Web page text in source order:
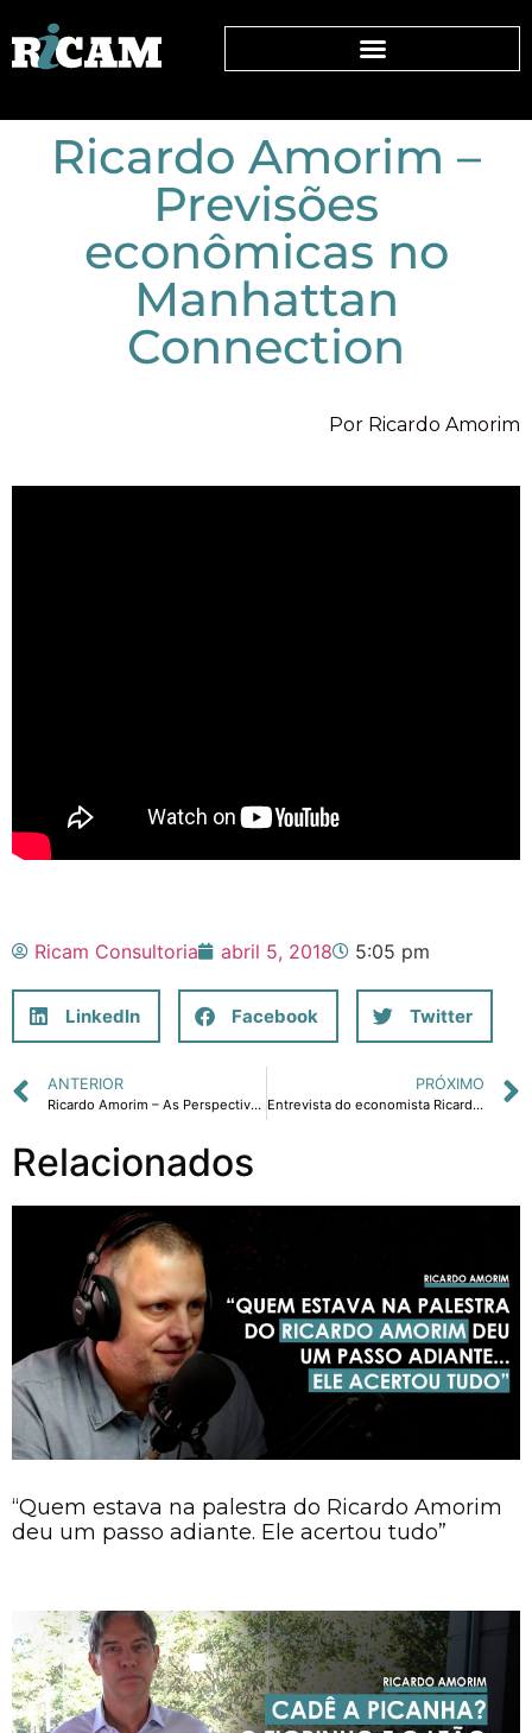
Ricardo Amorim –
Previsões
econômicas no
Manhattan
Connection
Por Ricardo Amorim
Ricam Consultoria abril 5, 2018 5:05 pm
LinkedIn Facebook Twitter
ANTERIOR
Ricardo Amorim – As Perspectivas Econômicas para 2017 e 2018
PRÓXIMO
Entrevista do economista Ricardo Amorim para a Escolar 2018
Relacionados
“Quem estava na palestra do Ricardo Amorim
deu um passo adiante. Ele acertou tudo”